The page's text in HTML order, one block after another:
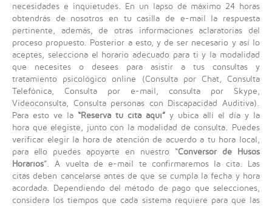
necesidades e inquietudes. En un lapso de máximo 24 horas
obtendrás de nosotros en tu casilla de e-mail la respuesta
pertinente, además, de otras informaciones aclaratorias del
proceso propuesto. Posterior a esto, y de ser necesario y así lo
aceptes, selecciona el horario adecuado para ti y la modalidad
que necesites o desees para asistir a tus consultas y
tratamiento psicológico online (Consulta por Chat, Consulta
Telefónica, Consulta por e-mail, consulta por Skype,
Videoconsulta, Consulta personas con Discapacidad Auditiva).
Para esto ve la “Reserva tu cita aquí” y ubica allí el día y la
hora que elegiste, junto con la modalidad de consulta. Puedes
verificar elegir la hora de atención de acuerdo a tu hora local,
para ello puedes apoyarte en nuestro “Conversor de Husos
Horarios”. A vuelta de e-mail te confirmaremos la cita. Las
citas deben cancelarse antes de que se cumpla la fecha y hora
acordada. Dependiendo del método de pago que selecciones,
considera los tiempos que cada sistema requiere para que las